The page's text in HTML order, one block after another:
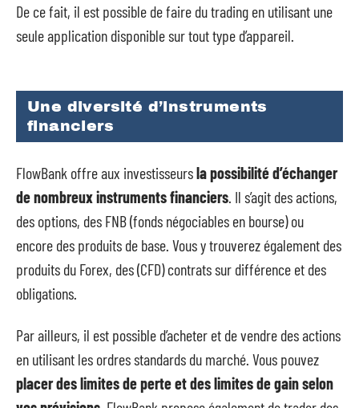
De ce fait, il est possible de faire du trading en utilisant une
seule application disponible sur tout type d’appareil.
Une diversité d’instruments
financiers
FlowBank offre aux investisseursla possibilité d’échanger
de nombreux instruments financiers . Il s’agit des actions,
des options, des FNB (fonds négociables en bourse) ou
encore des produits de base. Vous y trouverez également des
produits du Forex, des (CFD) contrats sur différence et des
obligations.
Par ailleurs, il est possible d’acheter et de vendre des actions
en utilisant les ordres standards du marché. Vous pouvez
placer des limites de perte et des limites de gain selon